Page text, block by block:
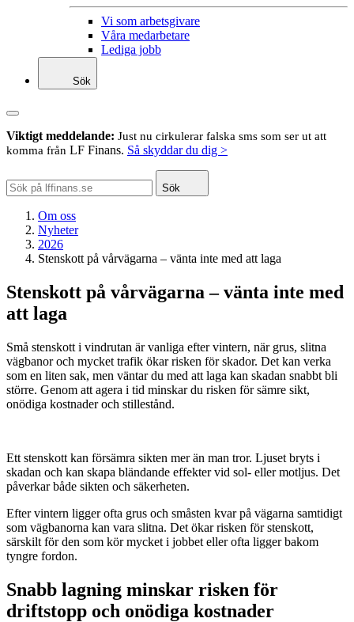
Vi som arbetsgivare
Våra medarbetare
Lediga jobb
Sök
Viktigt meddelande: Just nu cirkulerar falska sms som ser ut att
komma från LF Finans. Så skyddar du dig >
Sök
Om oss
Nyheter
2026
Stenskott på vårvägarna – vänta inte med att laga
Stenskott på vårvägarna – vänta inte med
att laga
Små stenskott i vindrutan är vanliga efter vintern, när grus, slitna
vägbanor och mycket trafik ökar risken för skador. Det kan verka
som en liten sak, men väntar du med att laga kan skadan snabbt bli
större. Genom att agera i tid minskar du risken för sämre sikt,
onödiga kostnader och stillestånd.
Ett stenskott kan försämra sikten mer än man tror. Ljuset bryts i
skadan och kan skapa bländande effekter vid sol- eller motljus. Det
påverkar både sikten och säkerheten.
Efter vintern ligger ofta grus och småsten kvar på vägarna samtidigt
som vägbanorna kan vara slitna. Det ökar risken för stenskott,
särskilt för den som kör mycket i jobbet eller ofta ligger bakom
tyngre fordon.
Snabb lagning minskar risken för
driftstopp och onödiga kostnader